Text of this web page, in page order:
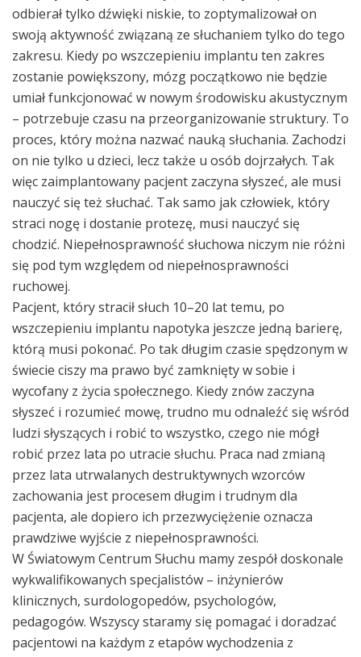
odbierał tylko dźwięki niskie, to zoptymalizował on
swoją aktywność związaną ze słuchaniem tylko do tego
zakresu. Kiedy po wszczepieniu implantu ten zakres
zostanie powiększony, mózg początkowo nie będzie
umiał funkcjonować w nowym środowisku akustycznym
– potrzebuje czasu na przeorganizowanie struktury. To
proces, który można nazwać nauką słuchania. Zachodzi
on nie tylko u dzieci, lecz także u osób dojrzałych. Tak
więc zaimplantowany pacjent zaczyna słyszeć, ale musi
nauczyć się też słuchać. Tak samo jak człowiek, który
straci nogę i dostanie protezę, musi nauczyć się
chodzić. Niepełnosprawność słuchowa niczym nie różni
się pod tym względem od niepełnosprawności
ruchowej.
Pacjent, który stracił słuch 10–20 lat temu, po
wszczepieniu implantu napotyka jeszcze jedną barierę,
którą musi pokonać. Po tak długim czasie spędzonym w
świecie ciszy ma prawo być zamknięty w sobie i
wycofany z życia społecznego. Kiedy znów zaczyna
słyszeć i rozumieć mowę, trudno mu odnaleźć się wśród
ludzi słyszących i robić to wszystko, czego nie mógł
robić przez lata po utracie słuchu. Praca nad zmianą
przez lata utrwalanych destruktywnych wzorców
zachowania jest procesem długim i trudnym dla
pacjenta, ale dopiero ich przezwyciężenie oznacza
prawdziwe wyjście z niepełnosprawności.
W Światowym Centrum Słuchu mamy zespół doskonale
wykwalifikowanych specjalistów – inżynierów
klinicznych, surdologopedów, psychologów,
pedagogów. Wszyscy staramy się pomagać i doradzać
pacjentowi na każdym z etapów wychodzenia z